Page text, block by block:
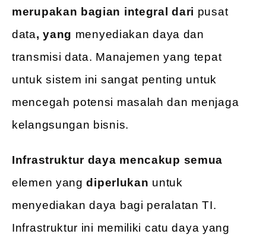
merupakan bagian integral dari pusat
data, yang menyediakan daya dan
transmisi data. Manajemen yang tepat
untuk sistem ini sangat penting untuk
mencegah potensi masalah dan menjaga
kelangsungan bisnis.
Infrastruktur daya mencakup semua
elemen yangdiperlukan untuk
menyediakan daya bagi peralatan TI.
Infrastruktur ini memiliki catu daya yang